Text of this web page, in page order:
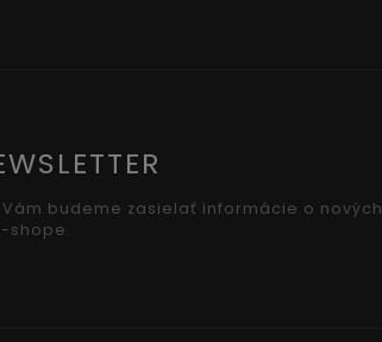
budeme zasielať informácie o nových
shope.